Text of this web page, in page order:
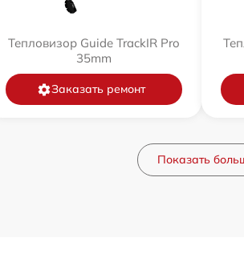
Тепловизор Guide TrackIR Pro
35mm
Заказать ремонт
Показать